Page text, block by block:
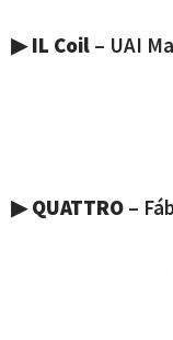
▶IL Coil – UAI
▶QUATTRO –